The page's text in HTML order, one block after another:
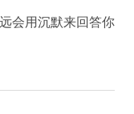
会用沉默来回答你